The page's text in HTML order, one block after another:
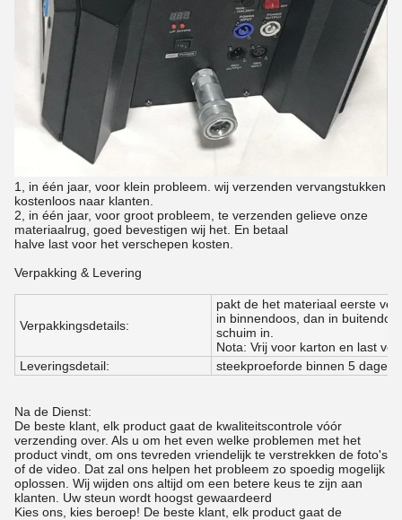
1, in één jaar, voor klein probleem. wij verzenden vervangstukken
kostenloos naar klanten.
2, in één jaar, voor groot probleem, te verzenden gelieve onze
materiaalrug, goed bevestigen wij het. En betaal
halve last voor het verschepen kosten.
Verpakking & Levering
Verpakkingsdetails:
pakt de het materiaal eerste
in binnendoos, dan in
schuim in.
Nota: Vrij voor karton en last
Leveringsdetail:
steekproeforde binnen 5
Na de Dienst:
De beste klant, elk product gaat de kwaliteitscontrole vóór
verzending over. Als u om het even welke problemen met het
product vindt, om ons tevreden vriendelijk te verstrekken de foto's
of de video. Dat zal ons helpen het probleem zo spoedig mogelijk
oplossen. Wij wijden ons altijd om een betere keus te zijn aan
klanten. Uw steun wordt hoogst gewaardeerd
Kies ons, kies beroep! De beste klant, elk product gaat de